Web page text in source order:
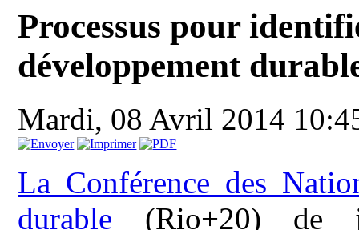
Processus pour
développement
Mardi, 08 Avril 2014
La Conférence des
durable (Rio+20) de